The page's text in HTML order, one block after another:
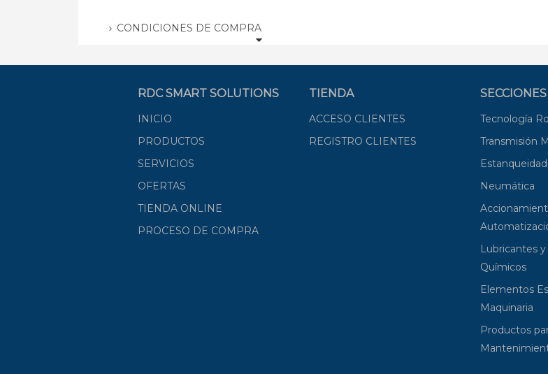
CONDICIONES DE COMPRA
RDC SMART SOLUTIONS
INICIO
PRODUCTOS
SERVICIOS
OFERTAS
TIENDA ONLINE
PROCESO DE COMPRA
TIENDA
ACCESO CLIENTES
REGISTRO CLIENTES
SECCIONES
Tecnología
Transmisión
Estanqueidad
Neumática
Lubricantes
Químicos
Elementos
Maquinaria
Productos